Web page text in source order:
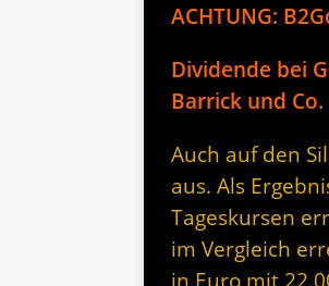
ACHTUNG:
Dividende bei
Barrick und Co.
Auch auf den
aus. Als
Tageskursen
im Vergleich
in Euro mit